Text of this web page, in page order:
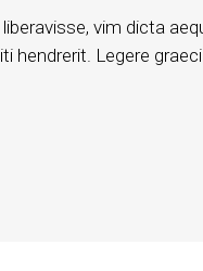
vim dicta
Legere